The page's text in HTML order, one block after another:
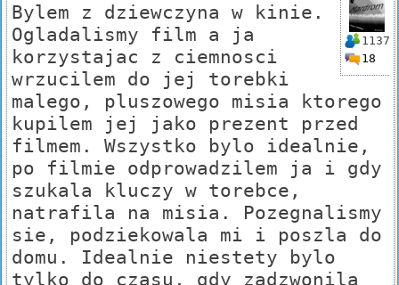
1137
18
Bylem z dziewczyna w kinie.
Ogladalismy film a ja
korzystajac z ciemnosci
wrzucilem do jej torebki
malego, pluszowego misia ktorego
kupilem jej jako prezent przed
filmem. Wszystko bylo idealnie,
po filmie odprowadzilem ja i gdy
szukala kluczy w torebce,
natrafila na misia. Pozegnalismy
sie, podziekowala mi i poszla do
domu. Idealnie niestety bylo
tylko do czasu, gdy zadzwonila